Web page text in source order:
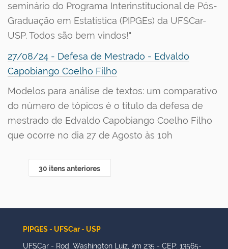
seminário do Programa Interinstitucional de Pós-
Graduação em Estatística (PIPGEs) da UFSCar-
USP. Todos são bem vindos!"
27/08/24 - Defesa de Mestrado - Edvaldo
Capobiango Coelho Filho
Modelos para análise de textos: um comparativo
do número de tópicos é o título da defesa de
mestrado de Edvaldo Capobiango Coelho Filho
que ocorre no dia 27 de Agosto às 10h
30 itens anteriores
PIPGES - UFSCar - USP
UFSCar - Rod. Washington Luiz, km 235 - CEP: 13565-